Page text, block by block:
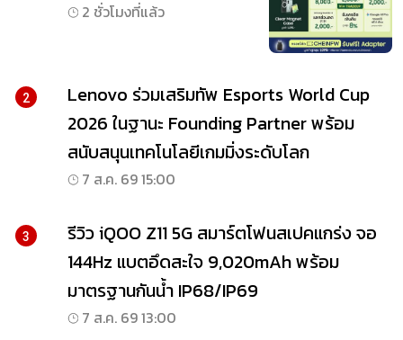
2 ชั่วโมงที่แล้ว
2
Lenovo ร่วมเสริมทัพ Esports World Cup
2026 ในฐานะ Founding Partner พร้อม
สนับสนุนเทคโนโลยีเกมมิ่งระดับโลก
7 ส.ค. 69 15:00
3
รีวิว iQOO Z11 5G สมาร์ตโฟนสเปคแกร่ง จอ
144Hz แบตอึดสะใจ 9,020mAh พร้อม
มาตรฐานกันน้ำ IP68/IP69
7 ส.ค. 69 13:00